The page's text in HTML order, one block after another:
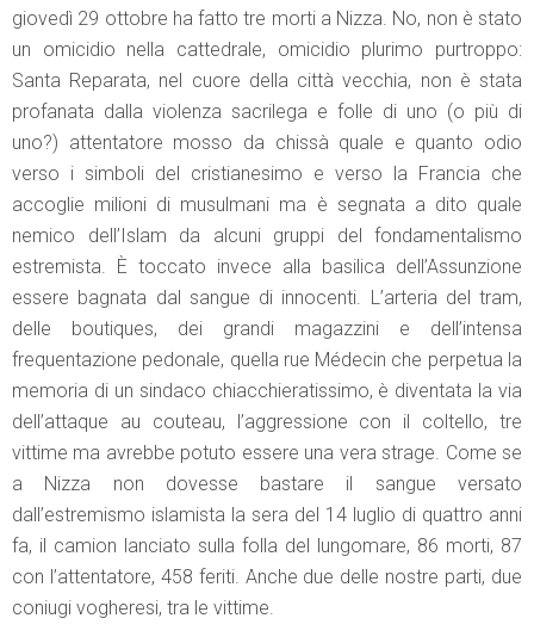
giovedì 29 ottobre ha fatto tre morti a Nizza. No, non è stato
un omicidio nella cattedrale, omicidio plurimo purtroppo:
Santa Reparata, nel cuore della città vecchia, non è stata
profanata dalla violenza sacrilega e folle di uno (o più di
uno?) attentatore mosso da chissà quale e quanto odio
verso i simboli del cristianesimo e verso la Francia che
accoglie milioni di musulmani ma è segnata a dito quale
nemico dell’Islam da alcuni gruppi del fondamentalismo
estremista. È toccato invece alla basilica dell’Assunzione
essere bagnata dal sangue di innocenti. L’arteria del tram,
delle boutiques, dei grandi magazzini e dell’intensa
frequentazione pedonale, quella rue Médecin che perpetua la
memoria di un sindaco chiacchieratissimo, è diventata la via
dell’attaque au couteau, l’aggressione con il coltello, tre
vittime ma avrebbe potuto essere una vera strage. Come se
a Nizza non dovesse bastare il sangue versato
dall’estremismo islamista la sera del 14 luglio di quattro anni
fa, il camion lanciato sulla folla del lungomare, 86 morti, 87
con l’attentatore, 458 feriti. Anche due delle nostre parti, due
coniugi vogheresi, tra le vittime.